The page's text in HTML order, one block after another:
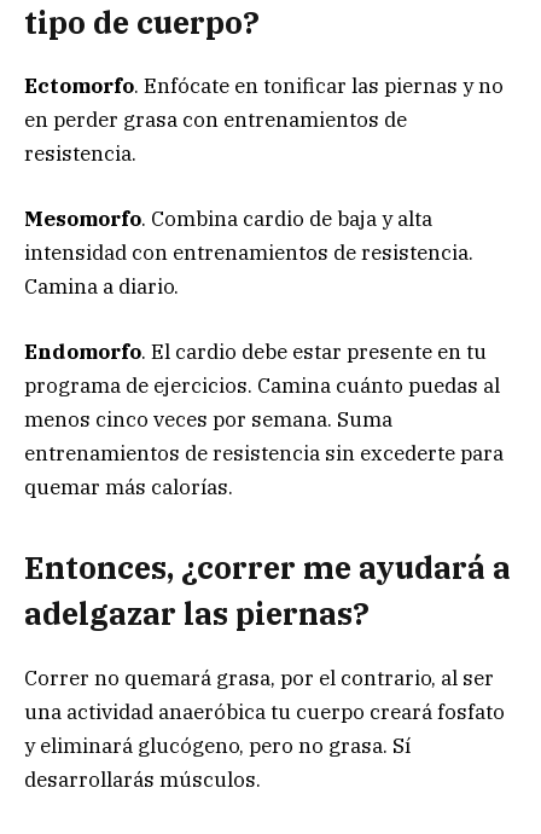
tipo de cuerpo?
Ectomorfo. Enfócate en tonificar las piernas y no
en perder grasa con entrenamientos de
resistencia.
Mesomorfo. Combina cardio de baja y alta
intensidad con entrenamientos de resistencia.
Camina a diario.
Endomorfo. El cardio debe estar presente en tu
programa de ejercicios. Camina cuánto puedas al
menos cinco veces por semana. Suma
entrenamientos de resistencia sin excederte para
quemar más calorías.
Entonces, ¿correr me ayudará a
adelgazar las piernas?
Correr no quemará grasa, por el contrario, al ser
una actividad anaeróbica tu cuerpo creará fosfato
y eliminará glucógeno, pero no grasa. Sí
desarrollarás músculos.